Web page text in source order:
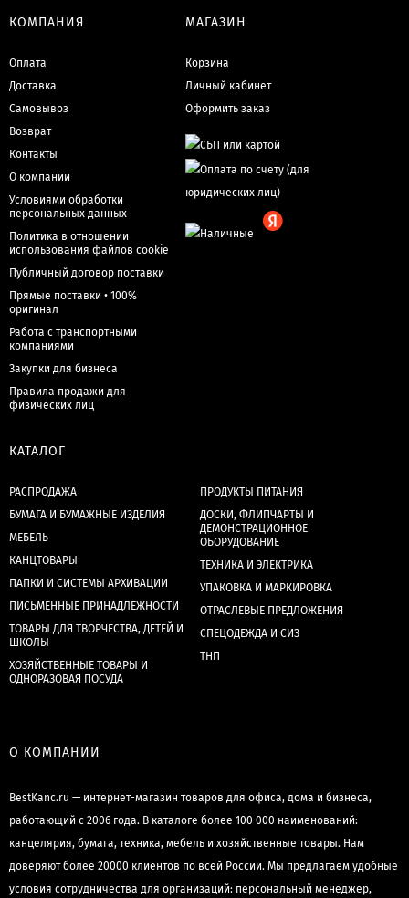
КОМПАНИЯ
Оплата
Доставка
Самовывоз
Возврат
Контакты
О компании
Условиями обработки
персональных данных
Политика в отношении
использования файлов cookie
Публичный договор поставки
Прямые поставки • 100%
оригинал
Работа с транспортными
компаниями
Закупки для бизнеса
Правила продажи для
физических лиц
МАГАЗИН
Корзина
Личный кабинет
Оформить заказ
КАТАЛОГ
РАСПРОДАЖА
БУМАГА И БУМАЖНЫЕ ИЗДЕЛИЯ
МЕБЕЛЬ
КАНЦТОВАРЫ
ПАПКИ И СИСТЕМЫ АРХИВАЦИИ
ПИСЬМЕННЫЕ ПРИНАДЛЕЖНОСТИ
ТОВАРЫ ДЛЯ ТВОРЧЕСТВА, ДЕТЕЙ И
ШКОЛЫ
ХОЗЯЙСТВЕННЫЕ ТОВАРЫ И
ОДНОРАЗОВАЯ ПОСУДА
ПРОДУКТЫ ПИТАНИЯ
ДОСКИ, ФЛИПЧАРТЫ И
ДЕМОНСТРАЦИОННОЕ
ОБОРУДОВАНИЕ
ТЕХНИКА И ЭЛЕКТРИКА
УПАКОВКА И МАРКИРОВКА
ОТРАСЛЕВЫЕ ПРЕДЛОЖЕНИЯ
СПЕЦОДЕЖДА И СИЗ
ТНП
О КОМПАНИИ
BestKanc.ru — интернет-магазин товаров для офиса, дома и бизнеса,
работающий с 2006 года. В каталоге более 100 000 наименований:
канцелярия, бумага, техника, мебель и хозяйственные товары. Нам
доверяют более 20000 клиентов по всей России. Мы предлагаем удобные
условия сотрудничества для организаций: персональный менеджер,